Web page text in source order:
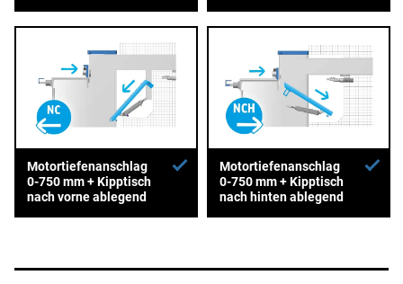
Motortiefenanschlag
0-750 mm + Kipptisch
nach vorne ablegend
Motortiefenanschlag
0-750 mm + Kipptisch
nach hinten ablegend